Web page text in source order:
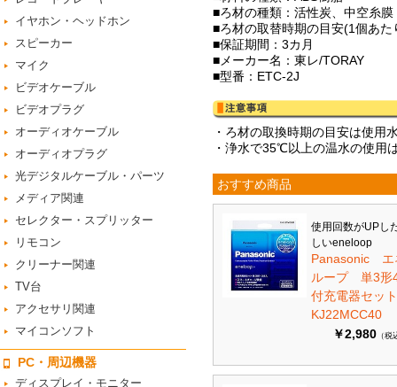
イヤホン・ヘッドホン
スピーカー
マイク
ビデオケーブル
ビデオプラグ
オーディオケーブル
オーディオプラグ
光デジタルケーブル・パーツ
メディア関連
セレクター・スプリッター
リモコン
クリーナー関連
TV台
アクセサリ関連
マイコンソフト
PC・周辺機器
ディスプレイ・モニター
■ろ材の種類：活性炭、中空糸
■ろ材の取替時期の目安(1個あ
■保証期間：3カ月
■メーカー名：東レ/TORAY
■型番：ETC-2J
・ろ材の取換時期の目安は使用
・浄水で35℃以上の温水の使用
おすすめ商品
使用回数がUPし
しいeneloop
Panasonic エ
ループ 単3形
付充電器セッ
KJ22MCC40
￥2,980 （税